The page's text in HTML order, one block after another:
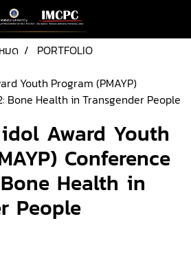
มด
PORTFOLIO
Youth Program (PMAYP)
Bone Health in Transgender People
Award Youth
Conference
Health in
People